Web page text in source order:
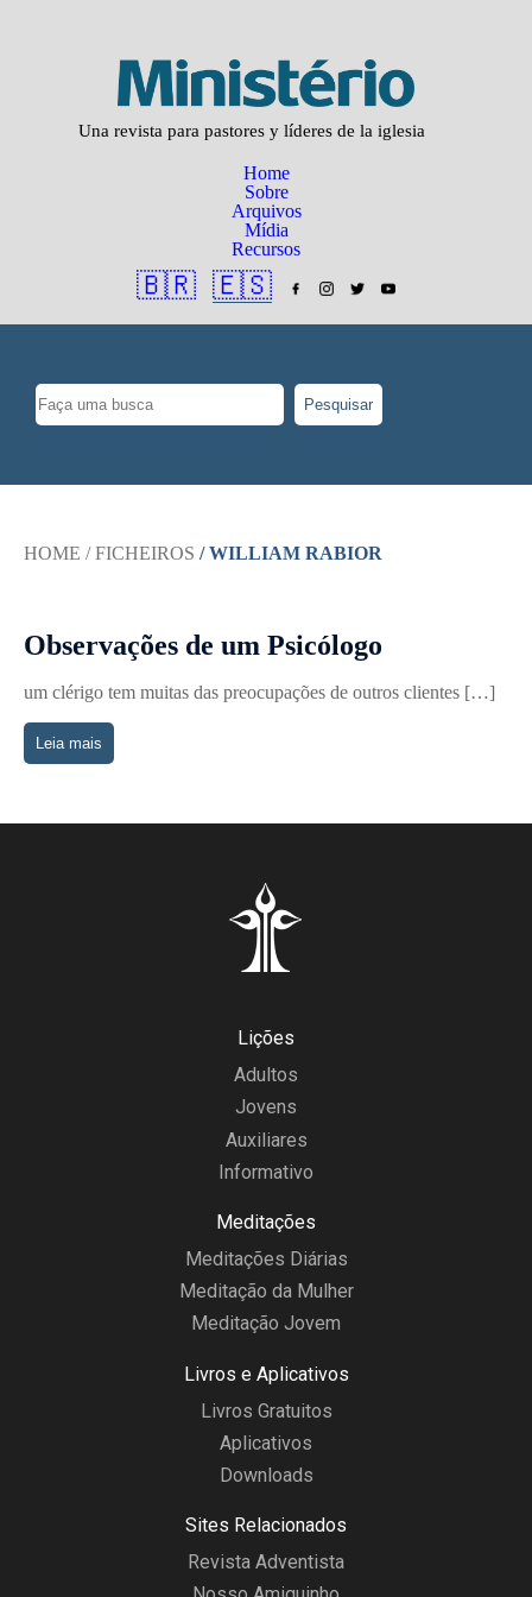
Una revista para pastores y líderes de la iglesia
Home
Sobre
Arquivos
Mídia
Recursos
🇧🇷 🇪🇸
Pesquisar
HOME / FICHEIROS / WILLIAM RABIOR
Observações de um Psicólogo
um clérigo tem muitas das preocupações de outros clientes […]
Leia mais
Lições
Adultos
Jovens
Auxiliares
Informativo
Meditações
Meditações Diárias
Meditação da Mulher
Meditação Jovem
Livros e Aplicativos
Livros Gratuitos
Aplicativos
Downloads
Sites Relacionados
Revista Adventista